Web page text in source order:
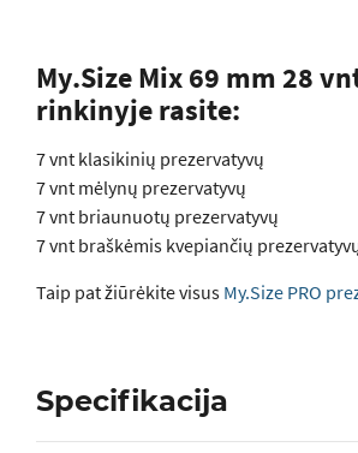
My.Size Mix 69 mm 28
rinkinyje rasite:
7 vnt klasikinių prezervatyvų
7 vnt mėlynų prezervatyvų
7 vnt briaunuotų prezervatyvų
7 vnt braškėmis kvepiančių
Taip pat žiūrėkite visus My.Size PRO
Specifikacija